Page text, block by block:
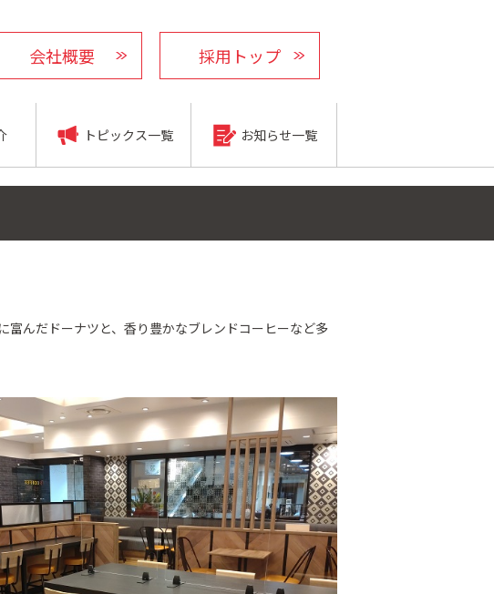
会社概要 採用トップ
トピックス一覧 お知らせ一覧
んだドーナツと、香り豊かなブレンドコーヒーなど多